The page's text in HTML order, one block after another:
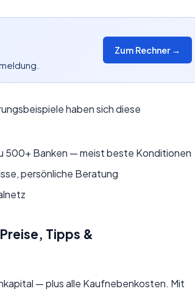
Zum Rechner →
haben sich diese
500+ Banken — meist beste Konditionen
persönliche Beratung
Tipps &
— plus alle Kaufnebenkosten. Mit